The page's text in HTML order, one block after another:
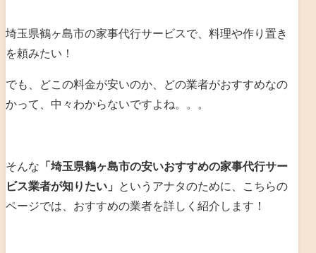
埼玉県鶴ヶ島市の家事代行サービスで、料理や作り置き
を頼みたい！
でも、どこの料金が安いのか、どの業者がおすすめなの
かって、中々わからないですよね。。。
そんな 「埼玉県鶴ヶ島市の安いおすすめの家事代行サー
ビス業者が知りたい」
というアナタのために、こちらの
ページでは、おすすめの業者を詳しく紹介します！